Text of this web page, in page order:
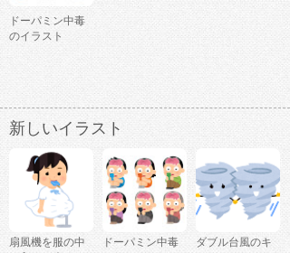
ドーパミン中毒
のイラスト
新しいイラスト
扇風機を服の中
ドーパミン中毒
ダブル台風のキ